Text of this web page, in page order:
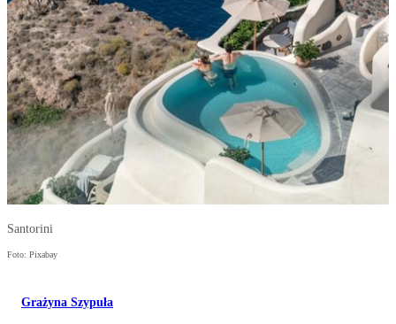
Santorini
Foto: Pixabay
Grażyna Szypuła